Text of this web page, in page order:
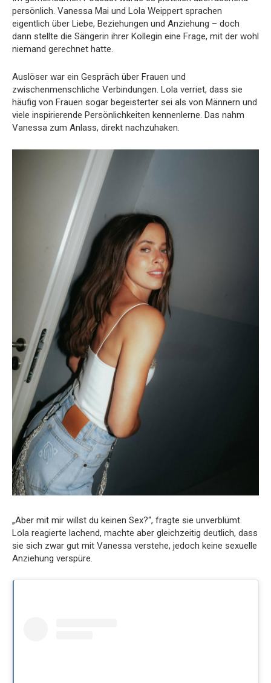
persönlich. Vanessa Mai und Lola Weippert sprachen
eigentlich über Liebe, Beziehungen und Anziehung – doch
dann stellte die Sängerin ihrer Kollegin eine Frage, mit der wohl
niemand gerechnet hatte.
Auslöser war ein Gespräch über Frauen und
zwischenmenschliche Verbindungen. Lola verriet, dass sie
häufig von Frauen sogar begeisterter sei als von Männern und
viele inspirierende Persönlichkeiten kennenlerne. Das nahm
Vanessa zum Anlass, direkt nachzuhaken.
„Aber mit mir willst du keinen Sex?“, fragte sie unverblümt.
Lola reagierte lachend, machte aber gleichzeitig deutlich, dass
sie sich zwar gut mit Vanessa verstehe, jedoch keine sexuelle
Anziehung verspüre.